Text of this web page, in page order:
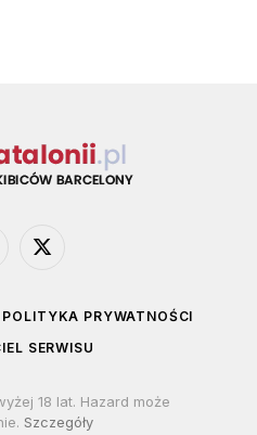
X
POLITYKA PRYWATNOŚCI
SERWISU
18 lat. Hazard może
Szczegóły